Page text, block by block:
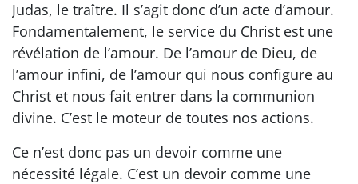
Judas, le traître. Il s’agit donc d’un acte d’amour.
Fondamentalement, le service du Christ est une
révélation de l’amour. De l’amour de Dieu, de
l’amour infini, de l’amour qui nous configure au
Christ et nous fait entrer dans la communion
divine. C’est le moteur de toutes nos actions.
Ce n’est donc pas un devoir comme une
nécessité légale. C’est un devoir comme une